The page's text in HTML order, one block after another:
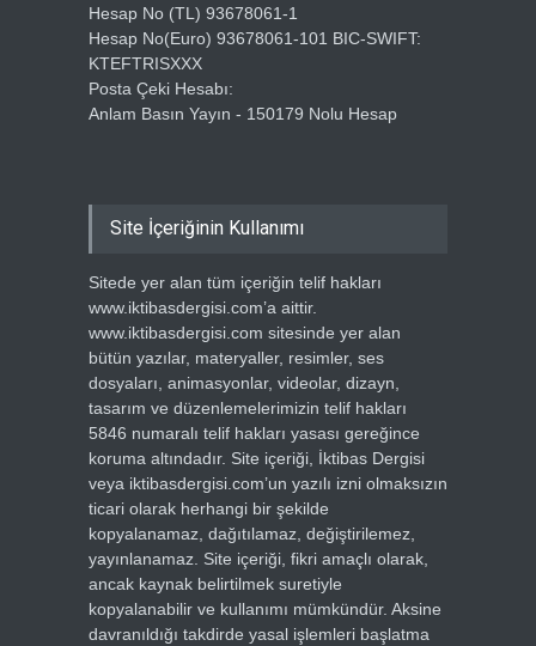
Hesap No (TL) 93678061-1
Hesap No(Euro) 93678061-101 BIC-SWIFT:
KTEFTRISXXX
Posta Çeki Hesabı:
Anlam Basın Yayın - 150179 Nolu Hesap
Site İçeriğinin Kullanımı
Sitede yer alan tüm içeriğin telif hakları
www.iktibasdergisi.com’a aittir.
www.iktibasdergisi.com sitesinde yer alan
bütün yazılar, materyaller, resimler, ses
dosyaları, animasyonlar, videolar, dizayn,
tasarım ve düzenlemelerimizin telif hakları
5846 numaralı telif hakları yasası gereğince
koruma altındadır. Site içeriği, İktibas Dergisi
veya iktibasdergisi.com’un yazılı izni olmaksızın
ticari olarak herhangi bir şekilde
kopyalanamaz, dağıtılamaz, değiştirilemez,
yayınlanamaz. Site içeriği, fikri amaçlı olarak,
ancak kaynak belirtilmek suretiyle
kopyalanabilir ve kullanımı mümkündür. Aksine
davranıldığı takdirde yasal işlemleri başlatma